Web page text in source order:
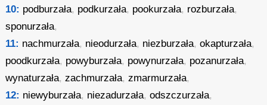
10: podburzała, podkurzała, pookurzała, rozburzała,
sponurzała,
11: nachmurzała, nieodurzała, niezburzała,okapturzała,
poodkurzała, powyburzała, powynurzała, pozanurzała,
wynaturzała,zachmurzała,zmarmurzała,
12: niewyburzała, niezadurzała,odszczurzała,